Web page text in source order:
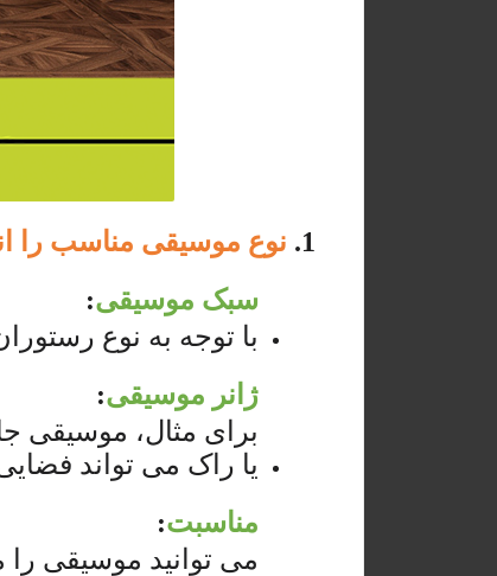
1. نوع موسیقی مناسب را
سبک موسیقی:
با توجه به نوع
ژانر موسیقی:
برای مثال، موسیقی
یا راک می تواند
مناسبت:
می توانید موسیقی